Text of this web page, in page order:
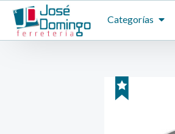
contenido
Categorías